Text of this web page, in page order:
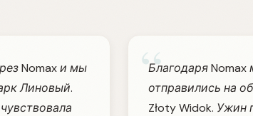
Nomax и мы
Линовый.
“
Благодаря Nomax
отправились на
Złoty Widok. Ужин